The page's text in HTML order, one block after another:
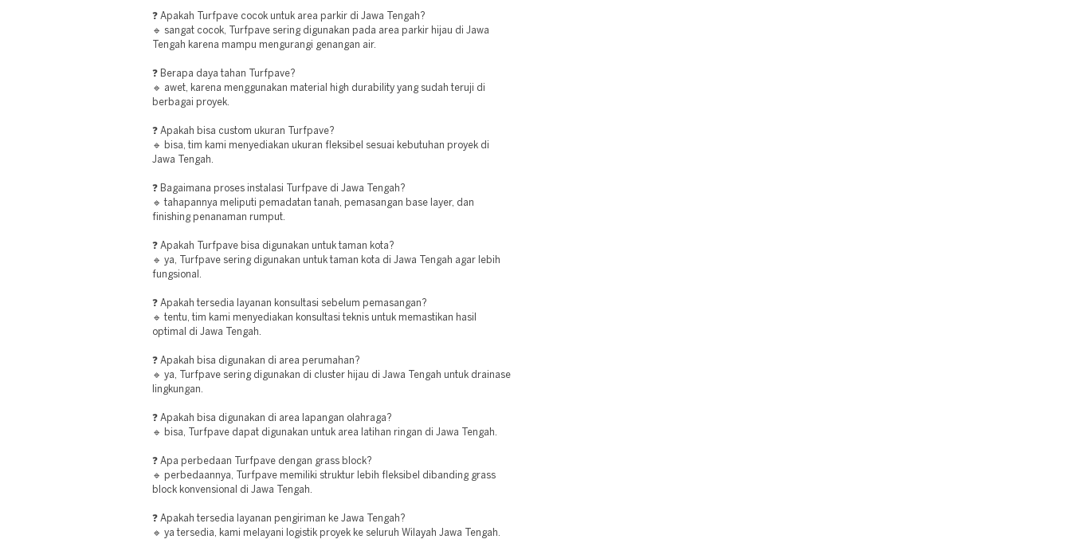
❓ Apakah Turfpave cocok untuk area parkir di Jawa Tengah?
🔹 sangat cocok, Turfpave sering digunakan pada area parkir hijau di Jawa
Tengah karena mampu mengurangi genangan air.
❓ Berapa daya tahan Turfpave?
🔹 awet, karena menggunakan material high durability yang sudah teruji di
berbagai proyek.
❓ Apakah bisa custom ukuran Turfpave?
🔹 bisa, tim kami menyediakan ukuran fleksibel sesuai kebutuhan proyek di
Jawa Tengah.
❓ Bagaimana proses instalasi Turfpave di Jawa Tengah?
🔹 tahapannya meliputi pemadatan tanah, pemasangan base layer, dan
finishing penanaman rumput.
❓ Apakah Turfpave bisa digunakan untuk taman kota?
🔹 ya, Turfpave sering digunakan untuk taman kota di Jawa Tengah agar lebih
fungsional.
❓ Apakah tersedia layanan konsultasi sebelum pemasangan?
🔹 tentu, tim kami menyediakan konsultasi teknis untuk memastikan hasil
optimal di Jawa Tengah.
❓ Apakah bisa digunakan di area perumahan?
🔹 ya, Turfpave sering digunakan di cluster hijau di Jawa Tengah untuk drainase
lingkungan.
❓ Apakah bisa digunakan di area lapangan olahraga?
🔹 bisa, Turfpave dapat digunakan untuk area latihan ringan di Jawa Tengah.
❓ Apa perbedaan Turfpave dengan grass block?
🔹 perbedaannya, Turfpave memiliki struktur lebih fleksibel dibanding grass
block konvensional di Jawa Tengah.
❓ Apakah tersedia layanan pengiriman ke Jawa Tengah?
🔹 ya tersedia, kami melayani logistik proyek ke seluruh Wilayah Jawa Tengah.